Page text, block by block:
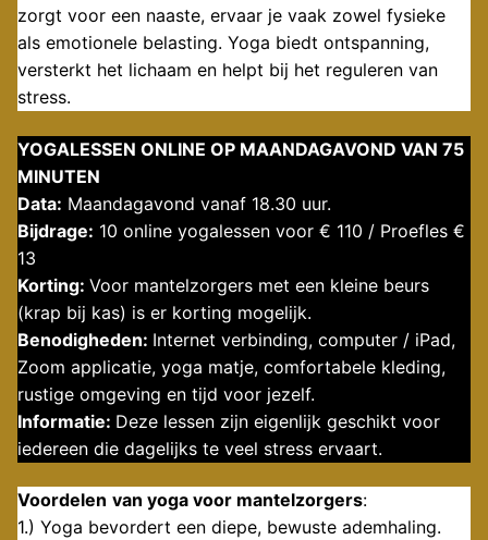
zorgt voor een naaste, ervaar je vaak zowel fysieke
als emotionele belasting. Yoga biedt ontspanning,
versterkt het lichaam en helpt bij het reguleren van
stress.
YOGALESSEN ONLINE OP MAANDAGAVOND VAN 75
MINUTEN
Data: Maandagavond vanaf 18.30 uur.
Bijdrage: 10 online yogalessen voor € 110 / Proefles €
13
Korting: Voor mantelzorgers met een kleine beurs
(krap bij kas) is er korting mogelijk.
Benodigheden: Internet verbinding, computer / iPad,
Zoom applicatie, yoga matje, comfortabele kleding,
rustige omgeving en tijd voor jezelf.
Informatie: Deze lessen zijn eigenlijk geschikt voor
iedereen die dagelijks te veel stress ervaart.
Voordelen van yoga voor mantelzorgers:
1.) Yoga bevordert een diepe, bewuste ademhaling.